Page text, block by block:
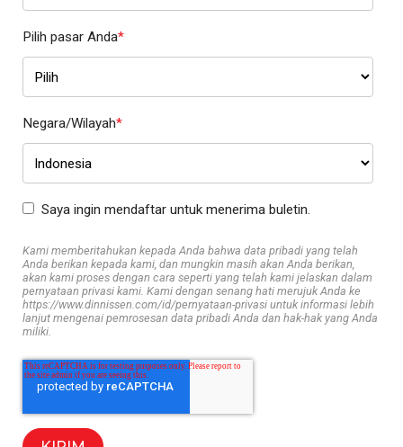
Pilih pasar Anda*
Negara/Wilayah*
Saya ingin mendaftar untuk menerima buletin.
Kami memberitahukan kepada Anda bahwa data pribadi yang telah
Anda berikan kepada kami, dan mungkin masih akan Anda berikan,
akan kami proses dengan cara seperti yang telah kami jelaskan dalam
pernyataan privasi kami. Kami dengan senang hati merujuk Anda ke
https://www.dinnissen.com/id/pernyataan-privasi untuk informasi lebih
lanjut mengenai pemrosesan data pribadi Anda dan hak-hak yang Anda
miliki.